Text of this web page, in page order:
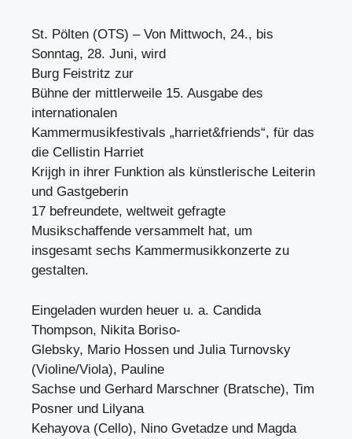
St. Pölten (OTS) – Von Mittwoch, 24., bis
Sonntag, 28. Juni, wird
Burg Feistritz zur
Bühne der mittlerweile 15. Ausgabe des
internationalen
Kammermusikfestivals „harriet&friends“, für das
die Cellistin Harriet
Krijgh in ihrer Funktion als künstlerische Leiterin
und Gastgeberin
17 befreundete, weltweit gefragte
Musikschaffende versammelt hat, um
insgesamt sechs Kammermusikkonzerte zu
gestalten.
Eingeladen wurden heuer u. a. Candida
Thompson, Nikita Boriso-
Glebsky, Mario Hossen und Julia Turnovsky
(Violine/Viola), Pauline
Sachse und Gerhard Marschner (Bratsche), Tim
Posner und Lilyana
Kehayova (Cello), Nino Gvetadze und Magda